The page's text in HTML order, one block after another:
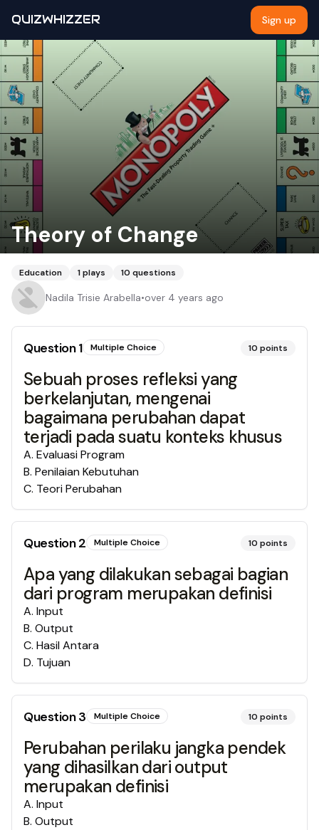
QUIZWHIZZER Sign up
Theory of Change
Education 1plays 10 questions
Nadila Trisie Arabella•over 4 years ago
Question1 Multiple Choice 10 points
Sebuah proses refleksi yang
berkelanjutan, mengenai
bagaimana perubahan dapat
terjadi pada suatu konteks khusus
A. Evaluasi Program
B. Penilaian Kebutuhan
C. Teori Perubahan
Question2 Multiple Choice 10 points
Apa yang dilakukan sebagai bagian
dari program merupakan definisi
A. Input
B. Output
C. Hasil Antara
D. Tujuan
Question3 Multiple Choice 10 points
Perubahan perilaku jangka pendek
yang dihasilkan dari output
merupakan definisi
A. Input
B. Output